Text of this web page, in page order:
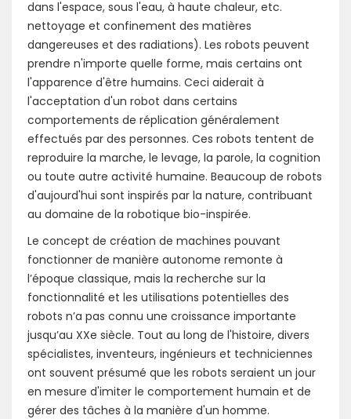
dans l'espace, sous l'eau, à haute chaleur, etc.
nettoyage et confinement des matières
dangereuses et des radiations). Les robots peuvent
prendre n'importe quelle forme, mais certains ont
l'apparence d'être humains. Ceci aiderait à
l'acceptation d'un robot dans certains
comportements de réplication généralement
effectués par des personnes. Ces robots tentent de
reproduire la marche, le levage, la parole, la cognition
ou toute autre activité humaine. Beaucoup de robots
d'aujourd'hui sont inspirés par la nature, contribuant
au domaine de la robotique bio-inspirée.
Le concept de création de machines pouvant
fonctionner de manière autonome remonte à
l’époque classique, mais la recherche sur la
fonctionnalité et les utilisations potentielles des
robots n’a pas connu une croissance importante
jusqu’au XXe siècle. Tout au long de l'histoire, divers
spécialistes, inventeurs, ingénieurs et techniciennes
ont souvent présumé que les robots seraient un jour
en mesure d'imiter le comportement humain et de
gérer des tâches à la manière d'un homme.